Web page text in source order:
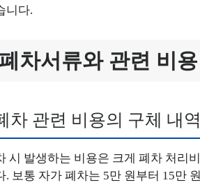
니다.
폐차서류와 관련 비
차 관련 비용의 구체 내역
시 발생하는 비용은 크게 폐차 처리
. 보통 자가 폐차는 5만 원부터 15만